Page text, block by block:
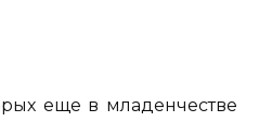
еще в младенчестве